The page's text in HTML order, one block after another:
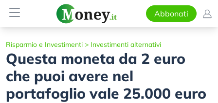
Abbonati
Risparmio e Investimenti > Investimenti alternativi
Questa moneta da 2 euro
che puoi avere nel
portafoglio vale 25.000 euro